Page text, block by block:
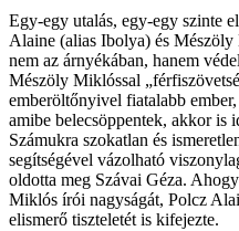
Egy-egy utalás, egy-egy szinte
Alaine (alias Ibolya) és
nem az árnyékában, hanem
Mészöly Miklóssal
emberöltőnyivel fiatalabb
amibe belecsöppentek, akkor is
Számukra szokatlan és
segítségével vázolható
oldotta meg Szávai Géza.
Miklós írói nagyságát, Polcz
elismerő tiszteletét is kifejezte.